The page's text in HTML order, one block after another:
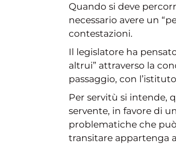
Quando si deve
necessario avere un
contestazioni.
Il legislatore ha
altrui” attraverso la
passaggio, con
Per servitù si intende,
servente, in favore di
problematiche che
transitare appartenga